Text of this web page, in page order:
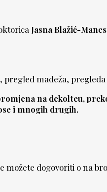
Jasna Blažić-
madeža,
na dekolteu,
i mnogih drugih.
možete dogovoriti o na